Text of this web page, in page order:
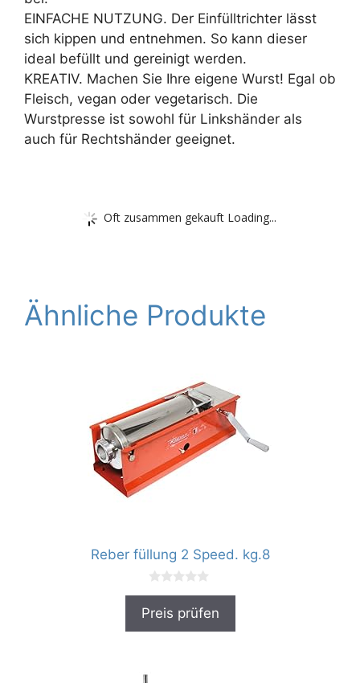
EINFACHE NUTZUNG. Der Einfülltrichter lässt
sich kippen und entnehmen. So kann dieser
ideal befüllt und gereinigt werden.
KREATIV. Machen Sie Ihre eigene Wurst! Egal ob
Fleisch, vegan oder vegetarisch. Die
Wurstpresse ist sowohl für Linkshänder als
auch für Rechtshänder geeignet.
Oft zusammen gekauft Loading...
Ähnliche Produkte
Reber füllung 2 Speed. kg.8
0
o
Preis prüfen